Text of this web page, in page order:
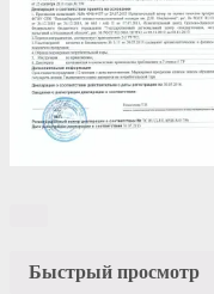
Быстрый просмотр